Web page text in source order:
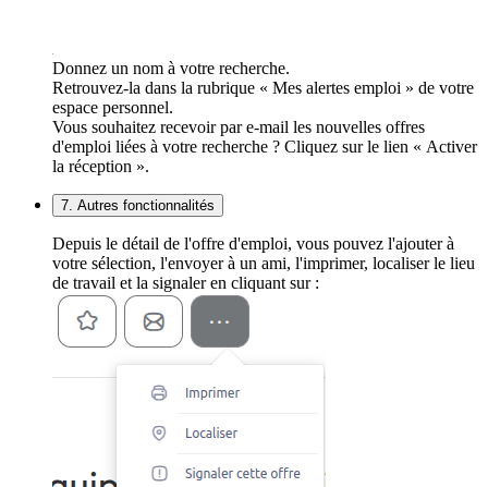
Donnez un nom à votre recherche.
Retrouvez-la dans la rubrique « Mes alertes emploi » de votre
espace personnel.
Vous souhaitez recevoir par e-mail les nouvelles offres
d'emploi liées à votre recherche ? Cliquez sur le lien « Activer
la réception ».
7. Autres fonctionnalités
Depuis le détail de l'offre d'emploi, vous pouvez l'ajouter à
votre sélection, l'envoyer à un ami, l'imprimer, localiser le lieu
de travail et la signaler en cliquant sur :